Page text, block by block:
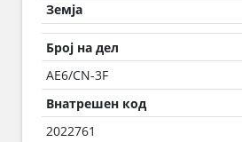
Земја
Број на дел
AE6/CN-3F
Внатрешен код
2022761